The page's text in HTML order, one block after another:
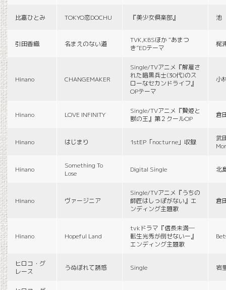
比嘉ひとみ TOKYO恋DOCHU 『美少女倶楽部』 池
引田香織 名まえのない道
TVK,KBSほか “あまつ
き”EDテーマ
梶
Hinano CHANGEMAKER
Single/TVアニメ『解雇さ
れた暗黒兵士(30代)のス
ローなセカンドライフ』
OPテーマ
小
Hinano LOVE INFINITY
Single/TVアニメ『贄姫と
獣の王』第２クールOP
倉
Hinano はじまり 1stEP「nocturne」収録
武
Hinano
Something To
Lose
Digital Single 北
Hinano ヴァージニア
Single/TVアニメ『うちの
師匠はしっぽがない』エ
ンディング主題歌
倉
Hinano Hopeful Land
tvkドラマ『信長未満―
転生光秀が倒せないー』
エンディング主題歌
ヒロコ・グ
レース
うぬぼれて誘惑 Single 岩